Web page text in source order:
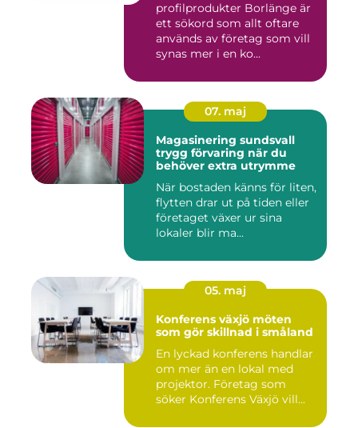
profilprodukter Borlänge är
ett sökord som allt oftare
används av företag som vill
synas mer i en ko...
07. maj
Magasinering sundsvall
trygg förvaring när du
behöver extra utrymme
När bostaden känns för liten,
flytten drar ut på tiden eller
företaget växer ur sina
lokaler blir ma...
05. maj
Konferens växjö möten
som gör skillnad i småland
En lyckad konferens handlar
om mer än en lokal med
projektor. Företag som
söker Konferens Växjö vill...